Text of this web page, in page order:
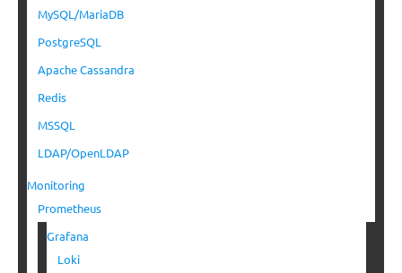
MySQL/MariaDB
PostgreSQL
Apache Cassandra
Redis
MSSQL
LDAP/OpenLDAP
Monitoring
Prometheus
Grafana
Loki